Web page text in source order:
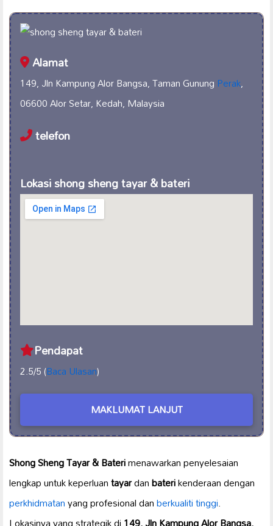
Alamat
149, Jln Kampung Alor Bangsa, Taman GunungPerak,
06600 Alor Setar, Kedah, Malaysia
telefon
Lokasi shong sheng tayar & bateri
Pendapat
2.5/5 (Baca Ulasan)
MAKLUMAT LANJUT
Shong Sheng Tayar & Baterimenawarkan penyelesaian
lengkap untuk keperluantayardanbaterikenderaan dengan
perkhidmatanyang profesional danberkualiti tinggi.